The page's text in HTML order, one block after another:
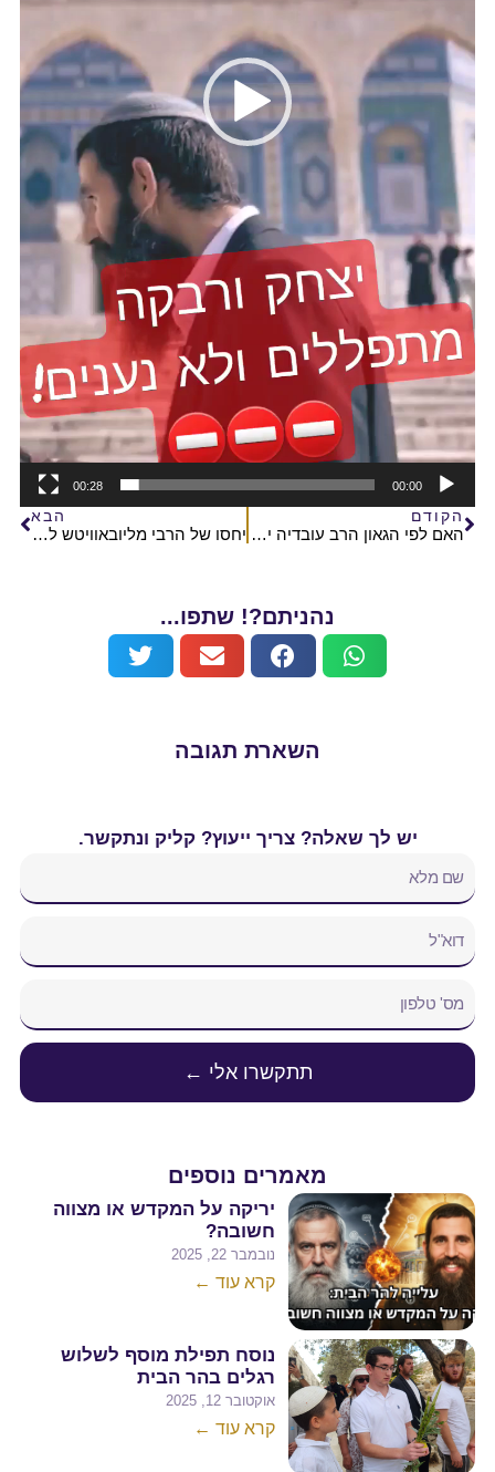
00:00
00:28
הקודם
האם לפי הגאון הרב עובדיה יוסף זצ"ל מותר לעלות להר הבית?
הבא
יחסו של הרבי מליובאוויטש לעלייה להר הבית
נהניתם?! שתפו...
השארת תגובה
יש לך שאלה? צריך ייעוץ? קליק ונתקשר.
תתקשרו אלי ←
מאמרים נוספים
יריקה על המקדש או מצווה
חשובה?
נובמבר 22, 2025
קרא עוד ←
נוסח תפילת מוסף לשלוש
רגלים בהר הבית
אוקטובר 12, 2025
קרא עוד ←